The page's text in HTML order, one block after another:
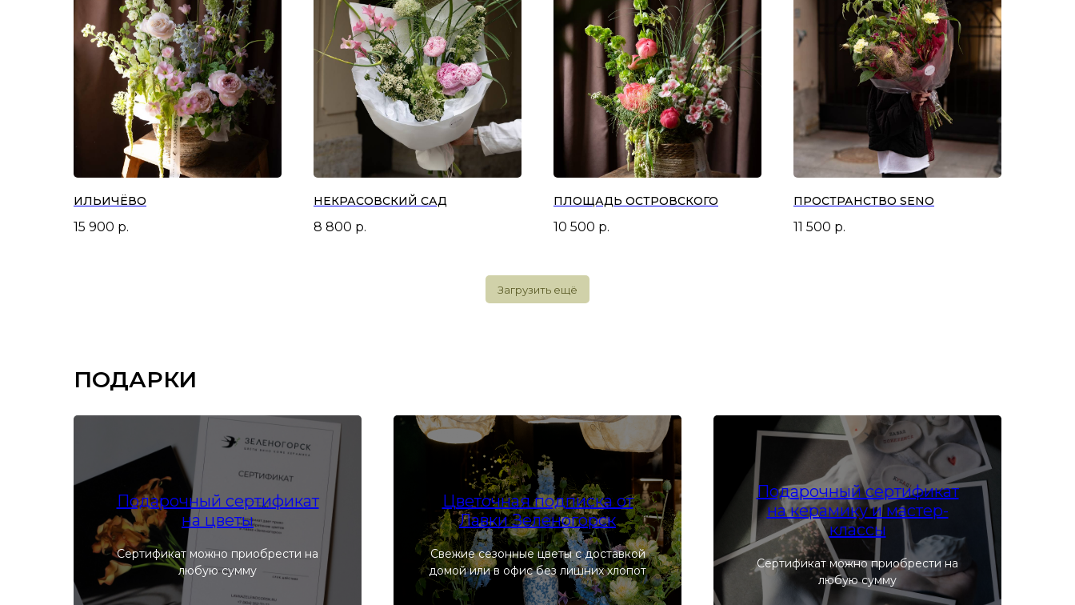
ИЛЬИЧЁВО
15 900 р.
НЕКРАСОВСКИЙ САД
8 800 р.
ПЛОЩАДЬ ОСТРОВСКОГО
10 500 р.
ПРОСТРАНСТВО SENO
11 500 р.
Загрузить ещё
ПОДАРКИ
Подарочный сертификат
на цветы
Сертификат можно приобрести на
любую сумму
Цветочная подписка от
Лавки Зеленогорск
Свежие сезонные цветы с доставкой
домой или в офис без лишних хлопот
Подарочный сертификат
на керамику и мастер-
классы
Сертификат можно приобрести на
любую сумму